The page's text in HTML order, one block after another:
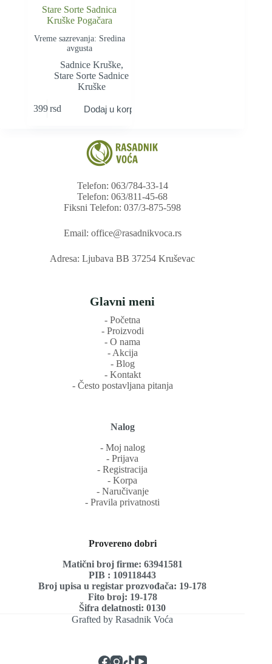
Stare Sorte Sadnica
Kruške Pogačara
Vreme sazrevanja: Sredina
avgusta
Sadnice Kruške,
Stare Sorte Sadnice
Kruške
399rsd Dodaj u korpu
Telefon: 063/784-33-14
Telefon: 063/811-45-68
Fiksni Telefon: 037/3-875-598
Email: office@rasadnikvoca.rs
Adresa: Ljubava BB 37254 Kruševac
Glavni meni
‐ Početna
‐ Proizvodi
‐ O nama
‐ Akcija
‐ Blog
‐ Kontakt
‐ Često postavljana pitanja
Nalog
‐ Moj nalog
‐ Prijava
‐ Registracija
‐ Korpa
‐ Naručivanje
‐ Pravila privatnosti
Provereno dobri
Matični broj firme: 63941581
PIB : 109118443
Broj upisa u registar prozvođača: 19-178
Fito broj: 19-178
Šifra delatnosti: 0130
Grafted by Rasadnik Voća